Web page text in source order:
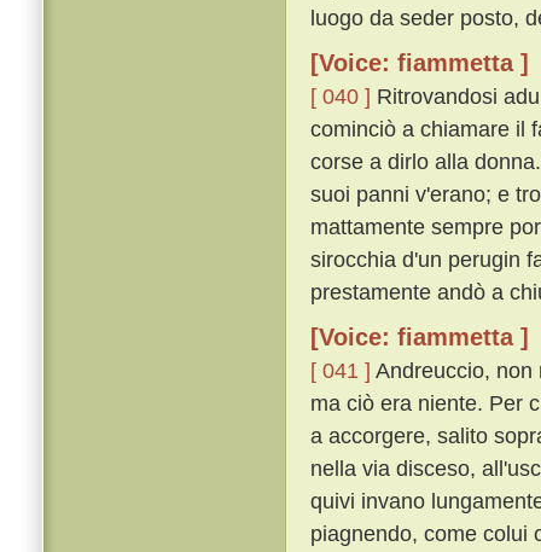
luogo da seder posto,
[Voice: fiammetta ]
[ 040 ] Ritrovandosi
cominciò a chiamare il
corse a dirlo alla
suoi panni v'erano; e
mattamente sempre
sirocchia d'un perugin
prestamente andò a
[Voice: fiammetta ]
[ 041 ] Andreuccio, non
ma ciò era niente. Per
a accorgere, salito
nella via disceso,
quivi invano
piagnendo, come colui